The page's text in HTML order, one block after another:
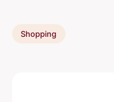
Shopping